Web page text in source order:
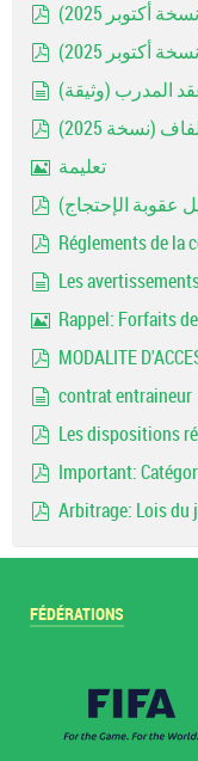
أكتوبر 2025)
2025)
المدرب (وثيقة)
(نسخة 2025)
تعليمة
عقوبة الإحتجاج)
Réglements de la
Les
Rappel: Forfaits
MODALITE
contrat entraineur
Les dispositions
Important:
Arbitrage: Lois du
FÉDÉRATIONS